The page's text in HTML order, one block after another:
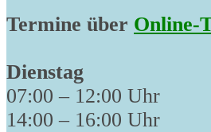
Termine über Online-
Dienstag
07:00 – 12:00 Uhr
14:00 – 16:00 Uhr